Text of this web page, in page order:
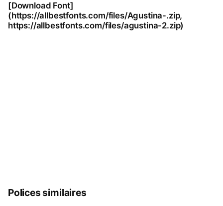
[Download Font]
(https://allbestfonts.com/files/Agustina-.zip,
https://allbestfonts.com/files/agustina-2.zip)
Polices similaires